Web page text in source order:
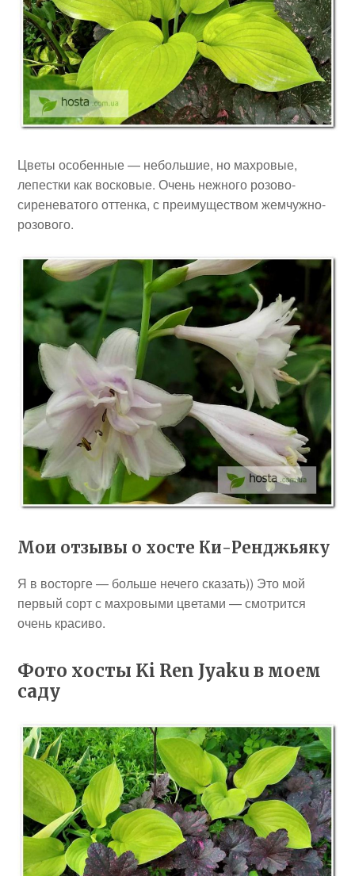
Цветы особенные — небольшие, но махровые,
лепестки как восковые. Очень нежного розово-
сиреневатого оттенка, с преимуществом жемчужно-
розового.
Мои отзывы о хосте Ки-Ренджьяку
Я в восторге — больше нечего сказать)) Это мой
первый сорт с махровыми цветами — смотрится
очень красиво.
Фото хосты Ki Ren Jyaku в моем
саду